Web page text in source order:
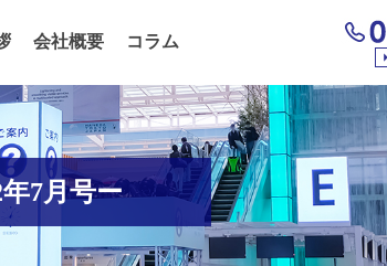
会社概要 コラム
7月号ー